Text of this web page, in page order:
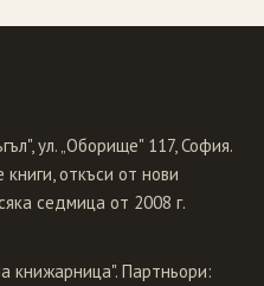
ул. „Оборище" 117, София.
откъси от нови
седмица от 2008 г.
книжарница". Партньори: